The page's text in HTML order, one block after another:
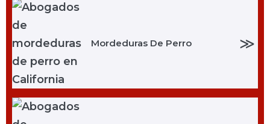
Mordeduras De Perro ≫